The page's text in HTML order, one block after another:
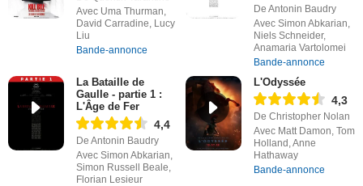
Avec Uma Thurman,
David Carradine, Lucy
Liu
Bande-annonce
De Antonin Baudry
Avec Simon Abkarian,
Niels Schneider,
Anamaria Vartolomei
Bande-annonce
La Bataille de
Gaulle - partie 1 :
L'Âge de Fer
4,4
De Antonin Baudry
Avec Simon Abkarian,
Simon Russell Beale,
Florian Lesieur
L'Odyssée
4,3
De Christopher Nolan
Avec Matt Damon, Tom
Holland, Anne
Hathaway
Bande-annonce